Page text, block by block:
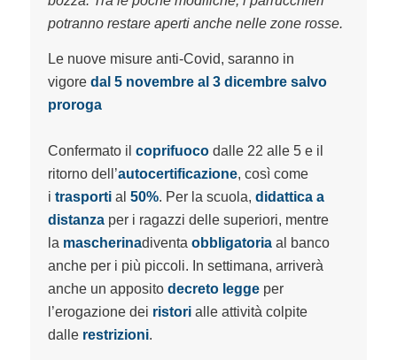
potranno restare aperti anche nelle zone rosse.
Le nuove misure anti-Covid, saranno in
vigore dal 5 novembre al 3 dicembre salvo
proroga
Confermato il coprifuoco dalle 22 alle 5 e il
ritorno dell’autocertificazione, così come
i trasportial 50%. Per la scuola, didattica a
distanzaper i ragazzi delle superiori, mentre
la mascherinadiventa obbligatoriaal banco
anche per i più piccoli. In settimana, arriverà
anche un apposito decreto leggeper
l’erogazione dei ristorialle attività colpite
dalle restrizioni.